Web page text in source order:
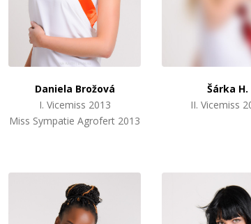
Daniela Brožová
I. Vicemiss 2013
Miss Sympatie Agrofert 2013
Šárka H.
II. Vicemiss